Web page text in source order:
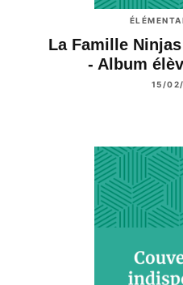
La Famille
- Album
15/